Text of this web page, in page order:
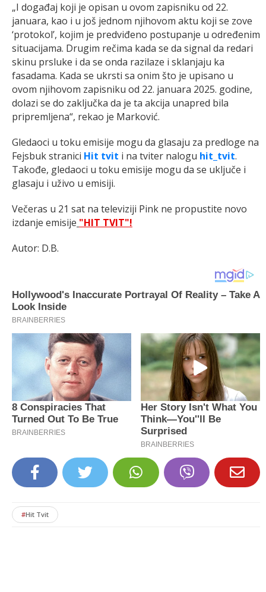
„I događaj koji je opisan u ovom zapisniku od 22.
januara, kao i u još jednom njihovom aktu koji se zove
‘protokol’, kojim je predviđeno postupanje u određenim
situacijama. Drugim rečima kada se da signal da redari
skinu prsluke i da se onda razilaze i sklanjaju ka
fasadama. Kada se ukrsti sa onim što je upisano u
ovom njihovom zapisniku od 22. januara 2025. godine,
dolazi se do zaključka da je ta akcija unapred bila
pripremljena“, rekao je Marković.
Gledaoci u toku emisije mogu da glasaju za predloge na
Fejsbuk stranici Hit tvit i na tviter nalogu hit_tvit.
Takođe, gledaoci u toku emisije mogu da se uključe i
glasaju i uživo u emisiji.
Večeras u 21 sat na televiziji Pink ne propustite novo
izdanje emisije "HIT TVIT"!
Autor: D.B.
#Hit Tvit